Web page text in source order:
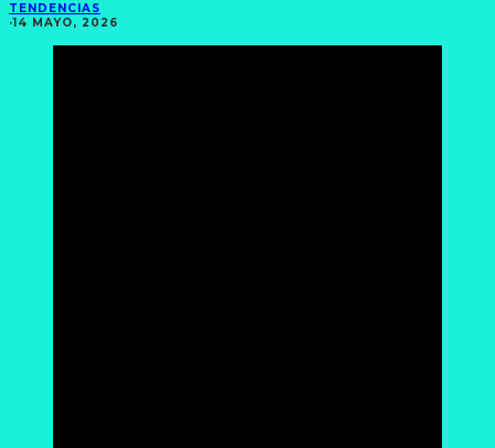
TENDENCIAS
·14 MAYO, 2026